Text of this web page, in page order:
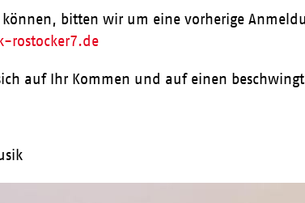
können, bitten wir um eine vorherige
rostocker7.de
auf Ihr Kommen und auf einen